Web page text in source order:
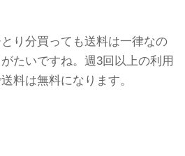
り分買っても送料は一律なの
たいですね。週3回以上の利用
料は無料になります。